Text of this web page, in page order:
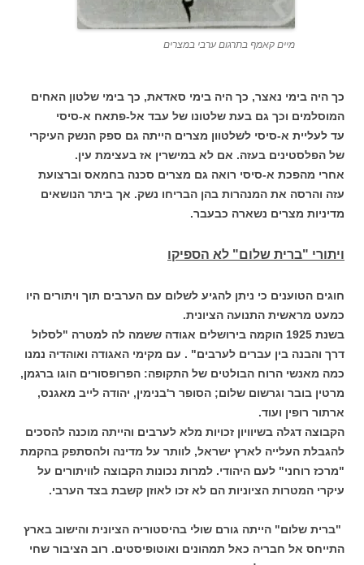
מיים קאמף בתרגום ערבי במצרים
כך היה בימי נאצר, כך היה בימי סאדאת, כך בימי שלטון האחים
המוסלמים וכך גם בעת שלטונו של עבד אל-פתאח א-סיסי
עד לעליית א-סיסי לשלטוון מצרים הייתה גם ספק הנשק העיקרי
של הפלסטינים בעזה. אם לא במישרין אז בעצימת עין.
אחרי מהפכת א-סיסי רואה גם מצרים סכנה בחמאס וברצועת
עזה והרסה את המנהרות בהן הבריחו נשק. אך ביתר הנושאים
מדיניות מצרים נשארה כבעבר.
ויתורי "ברית שלום" לא הספיקו
חוגים הטוענים כי ניתן להגיע לשלום עם הערבים תוך ויתורים היו
כמעט מראשית התנועה הציונית.
בשנת 1925 הוקמה בירושלים אגודה ששמה לה למטרה "לסלול
דרך והבנה בין עברים לערבים" . עם מקימי האגודה ואוהדיה נמנו
כמה מאנשי הרוח הבולטים של התקופה: הפרופסורים הוגו ברגמן,
מרטין בובר וגרשום שלום; הסופר ר'בנימין, יהודה לייב מאגנס,
ארתור רופין ועוד.
הקבוצה דגלה בשיוויון זכויות מלא לערבים והייתה מוכנה להסכים
להגבלת העלייה לארץ ישראל, לוותר על מדינה ולהסתפק בהקמת
"מרכז רוחני" לעם היהודי. למרות נכונות הקבוצה לוויתורים על
עיקרי המטרות הציוניות הם לא זכו לאוזן קשבת בצד הערבי.
"ברית שלום" הייתה גורם שולי בהיסטוריה הציונית והישוב בארץ
התייחס אל חבריה כאל תמהונים ואוטופיסטים. רוב הציבור שחי